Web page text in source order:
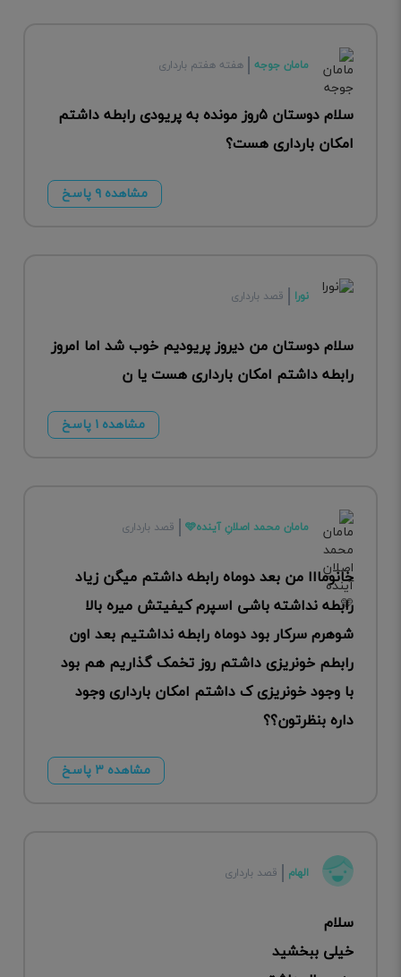
مامان جوجه هفته هفتم بارداری
سلام دوستان ۵روز مونده به پریودی رابطه داشتم
امکان بارداری هست؟
مشاهده ۹ پاسخ
نورا قصد بارداری
سلام دوستان من دیروز پریودیم خوب شد اما امروز
رابطه داشتم امکان بارداری هست یا ن
مشاهده ۱ پاسخ
مامان محمد اصلانِ آینده🩵 قصد بارداری
خانومااا من بعد دوماه رابطه داشتم میگن زیاد
رابطه نداشته باشی اسپرم کیفیتش میره بالا
شوهرم سرکار بود دوماه رابطه نداشتیم بعد اون
رابطم خونریزی داشتم روز تخمک گذاریم هم بود
با وجود خونریزی ک داشتم امکان بارداری وجود
داره بنظرتون؟؟
مشاهده ۳ پاسخ
الهام قصد بارداری
سلام
خیلی ببخشید